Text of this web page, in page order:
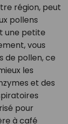
région, peut
pollens
une petite
vous
de pollen, ce
les
et des
pour
à café